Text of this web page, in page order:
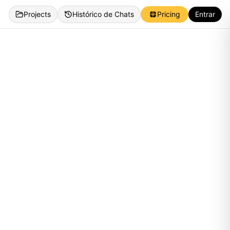
Projects Histórico de Chats Pricing Entrar